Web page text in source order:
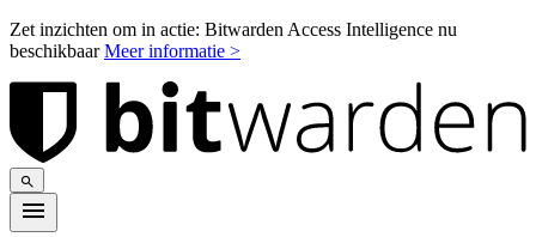
Zet inzichten om in actie: Bitwarden Access Intelligence nu
beschikbaarMeer informatie >